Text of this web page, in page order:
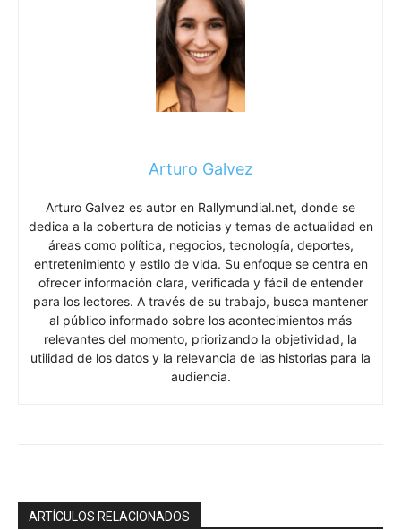
Arturo Galvez
Arturo Galvez es autor en Rallymundial.net, donde se
dedica a la cobertura de noticias y temas de actualidad en
áreas como política, negocios, tecnología, deportes,
entretenimiento y estilo de vida. Su enfoque se centra en
ofrecer información clara, verificada y fácil de entender
para los lectores. A través de su trabajo, busca mantener
al público informado sobre los acontecimientos más
relevantes del momento, priorizando la objetividad, la
utilidad de los datos y la relevancia de las historias para la
audiencia.
ARTÍCULOS RELACIONADOS